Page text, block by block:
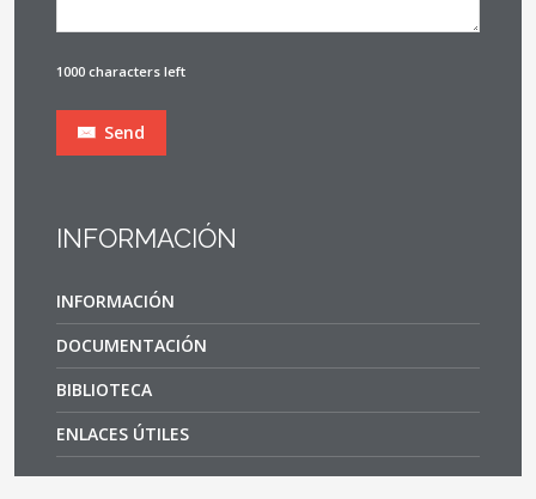
1000 characters left
Send
INFORMACIÓN
INFORMACIÓN
DOCUMENTACIÓN
BIBLIOTECA
ENLACES ÚTILES